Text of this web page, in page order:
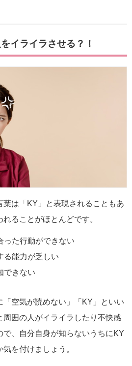
イライラさせる？！
葉は「KY」と表現されることもあ
ることがほとんどです。
った行動ができない
る能力が乏しい
できない
「空気が読めない」「KY」といい
周囲の人がイライラしたり不快感
で、自分自身が知らないうちにKY
を付けましょう。